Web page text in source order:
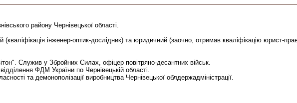
району Чернівецької області.
(кваліфікація інженер-оптик-дослідник) та юридичний (заочно, отримав кваліфікацію юрист-
Служив у Збройних Силах, офіцер повітряно-десантних військ.
ФДМ України по Чернівецькій області.
та демонополізації виробництва Чернівецької облдержадміністрації.